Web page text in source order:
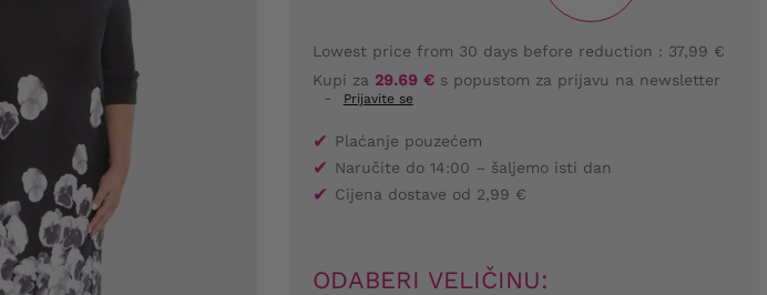
Lowest price from 30 days before reduction : 37,99 €
Kupi za 29.69 €s popustom za prijavu na newsletter
-
Prijavite se
✔ Plaćanje pouzećem
✔ Naručite do 14:00 – šaljemo isti dan
✔ Cijena dostave od 2,99 €
ODABERI VELIČINU: